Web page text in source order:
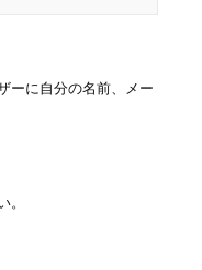
ーに自分の名前、メー
。